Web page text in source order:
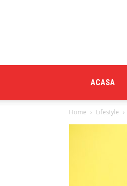
ACASA
Home Lifestyle